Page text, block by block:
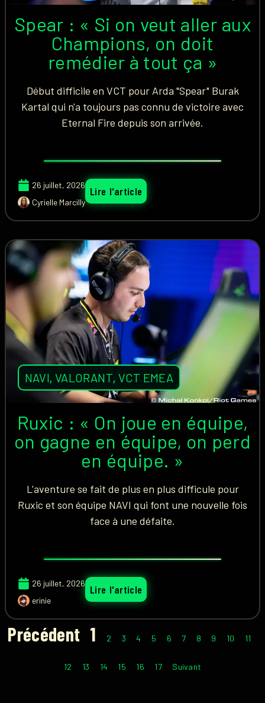
Spear : « Si on veut aller aux
Champions, on doit
remédier à tout ça »
Début difficile en VCT pour Arda "Spear" Burak
Kartal qui n'a toujours pas connu de victoire avec
Eternal Fire depuis son arrivée.
26 juillet, 2026
Cyrielle Marcilly
Lire l'article
NAVI,VALORANT,VCT EMEA
Ruxic : « On joue en équipe,
on gagne en équipe, on perd
en équipe. »
L'aventure se fait de plus en plus difficule pour
Ruxic et son équipe NAVI qui font une nouvelle fois
face à une défaite.
26 juillet, 2026
erinie
Lire l'article
Précédent 1 2 3 4 5 6 7 8 9 10 11
12 13 14 15 16 17 Suivant